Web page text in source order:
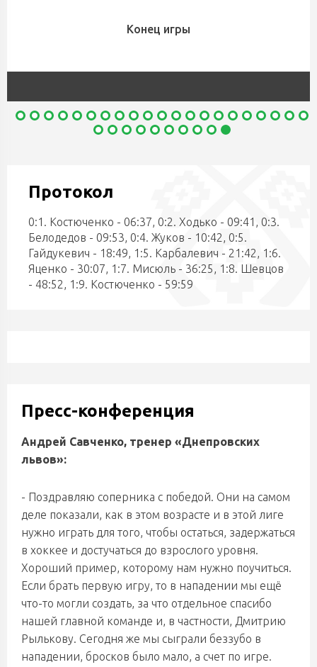
Конец игры
Протокол
0:1. Костюченко - 06:37, 0:2. Ходько - 09:41, 0:3.
Белодедов - 09:53, 0:4. Жуков - 10:42, 0:5.
Гайдукевич - 18:49, 1:5. Карбалевич - 21:42, 1:6.
Яценко - 30:07, 1:7. Мисюль - 36:25, 1:8. Шевцов
- 48:52, 1:9. Костюченко - 59:59
Пресс-конференция
Андрей Савченко, тренер «Днепровских
львов»:
- Поздравляю соперника с победой. Они на самом
деле показали, как в этом возрасте и в этой лиге
нужно играть для того, чтобы остаться, задержаться
в хоккее и достучаться до взрослого уровня.
Хороший пример, которому нам нужно поучиться.
Если брать первую игру, то в нападении мы ещё
что-то могли создать, за что отдельное спасибо
нашей главной команде и, в частности, Дмитрию
Рылькову. Сегодня же мы сыграли беззубо в
нападении, бросков было мало, а счет по игре.